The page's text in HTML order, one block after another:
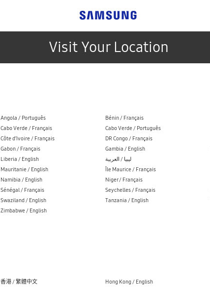
Visit Your Location
Angola / Português Bénin / Français
Cabo Verde / Français Cabo Verde / Português
Côte d’Ivoire / Français DR Congo / Français
Gabon / Français Gambia / English
Liberia / English ليبيا / العربية
Mauritanie / English Île Maurice / Français
Namibia / English Niger / Français
Sénégal / Français Seychelles / Français
Swaziland / English Tanzania / English
Zimbabwe / English
香港 / 繁體中文 Hong Kong / English